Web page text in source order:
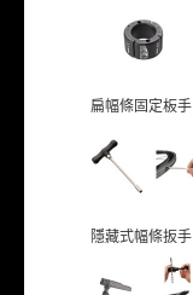
扁幅條固定板手
隱藏式幅條扳手